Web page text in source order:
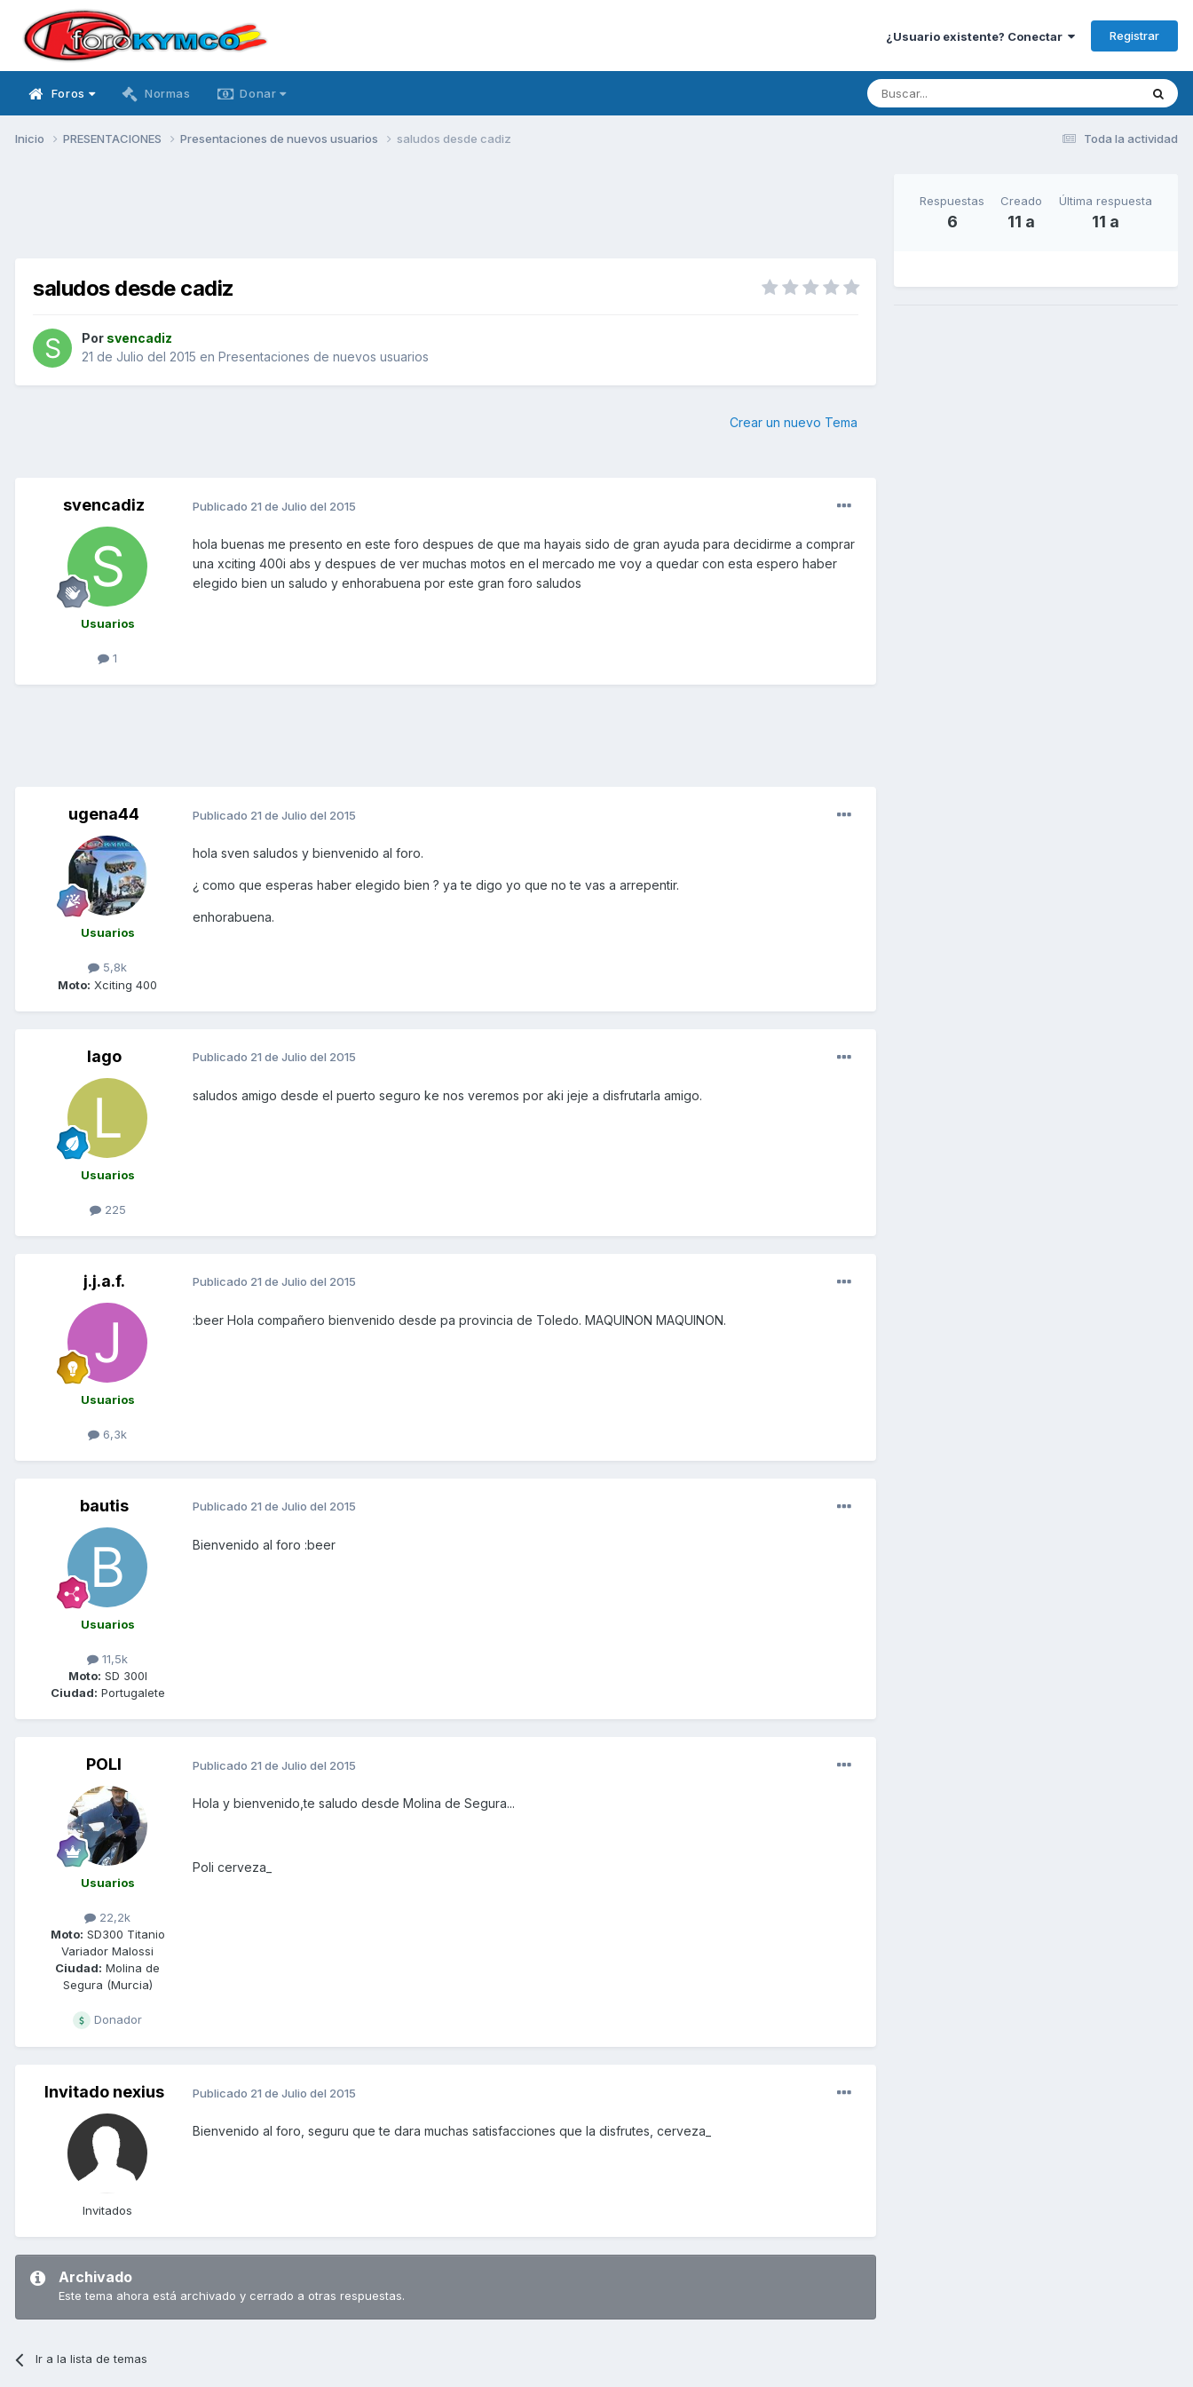
¿Usuario existente? Conectar Registrar
Foros Normas Donar
Toda la actividad
Inicio PRESENTACIONES Presentaciones de nuevos usuarios saludos desde cadiz
saludos desde cadiz
Por svencadiz
21 de Julio del 2015 en Presentaciones de nuevos usuarios
Crear un nuevo Tema
svencadiz
Usuarios
1
Publicado 21 de Julio del 2015
hola buenas me presento en este foro despues de que ma hayais sido de gran ayuda para decidirme a comprar
una xciting 400i abs y despues de ver muchas motos en el mercado me voy a quedar con esta espero haber
elegido bien un saludo y enhorabuena por este gran foro saludos
ugena44
Usuarios
5,8k
Moto: Xciting 400
Publicado 21 de Julio del 2015
hola sven saludos y bienvenido al foro.
¿ como que esperas haber elegido bien ? ya te digo yo que no te vas a arrepentir.
enhorabuena.
lago
Usuarios
225
Publicado 21 de Julio del 2015
saludos amigo desde el puerto seguro ke nos veremos por aki jeje a disfrutarla amigo.
j.j.a.f.
Usuarios
6,3k
Publicado 21 de Julio del 2015
:beer Hola compañero bienvenido desde pa provincia de Toledo. MAQUINON MAQUINON.
bautis
Usuarios
11,5k
Moto: SD 300I
Ciudad: Portugalete
Publicado 21 de Julio del 2015
Bienvenido al foro :beer
POLI
Usuarios
22,2k
Moto: SD300 Titanio
Variador Malossi
Ciudad: Molina de
Segura (Murcia)
Donador
Publicado 21 de Julio del 2015
Hola y bienvenido,te saludo desde Molina de Segura...
Poli cerveza_
Invitado nexius
Invitados
Publicado 21 de Julio del 2015
Bienvenido al foro, seguru que te dara muchas satisfacciones que la disfrutes, cerveza_
Archivado
Este tema ahora está archivado y cerrado a otras respuestas.
Ir a la lista de temas
Respuestas
6
Creado
11 a
Última respuesta
11 a